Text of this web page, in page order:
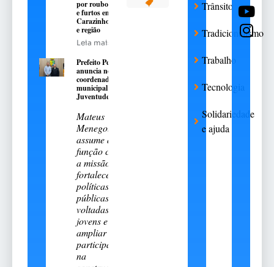
por roubos
e furtos em
Carazinho
e região
Leia mais
Prefeito Pedro
anuncia novo
coordenador
municipal da
Juventude
Mateus
Menegotto
assume a
função com
a missão de
fortalecer
políticas
públicas
voltadas aos
jovens e
ampliar sua
participação
na
Trânsito
Tradicionalismo
Trabalho
Tecnologia
Solidariedade
e ajuda